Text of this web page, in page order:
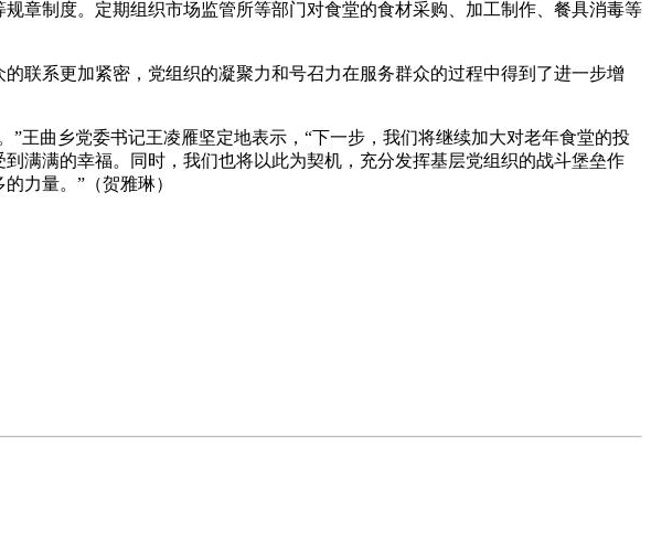
章制度。定期组织市场监管所等部门对食堂的食材采购、加工制作、餐具消毒等
联系更加紧密，党组织的凝聚力和号召力在服务群众的过程中得到了进一步增
王曲乡党委书记王凌雁坚定地表示，“下一步，我们将继续加大对老年食堂的投
满满的幸福。同时，我们也将以此为契机，充分发挥基层党组织的战斗堡垒作
力量。”（贺雅琳）